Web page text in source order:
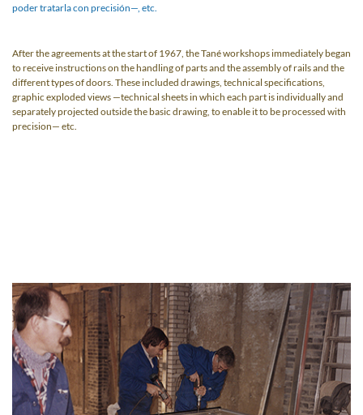
poder tratarla con precisión—, etc.
After the agreements at the start of 1967, the Tané workshops immediately began
to receive instructions on the handling of parts and the assembly of rails and the
different types of doors. These included drawings, technical specifications,
graphic exploded views —tech­nical sheets in which each part is individually and
sepa­rately projected outside the basic drawing, to enable it to be processed with
precision— etc.